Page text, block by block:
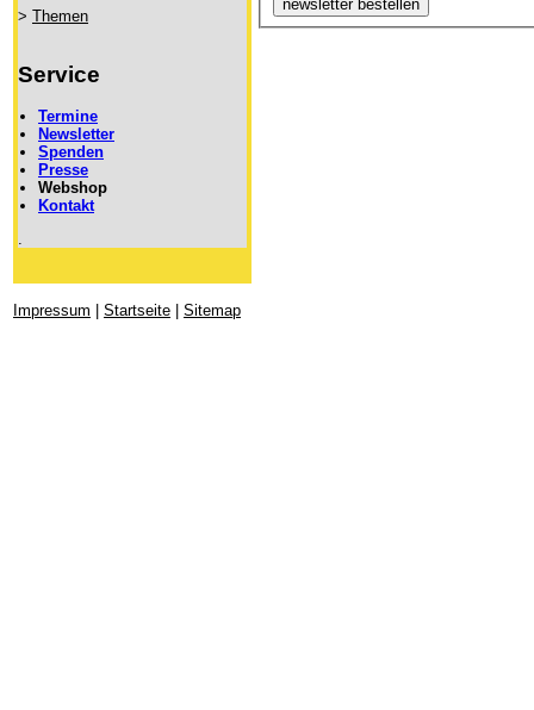
> Themen
Service
Termine
Newsletter
Spenden
Presse
Webshop
Kontakt
Impressum Startseite Sitemap